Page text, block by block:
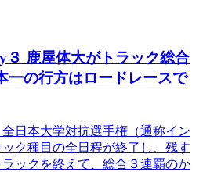
３ 鹿屋体大がトラック総合
一の行方はロードレースで
日本大学対抗選手権（通称イン
ク種目の全日程が終了し、残す
ックを終えて、総合３連覇のか